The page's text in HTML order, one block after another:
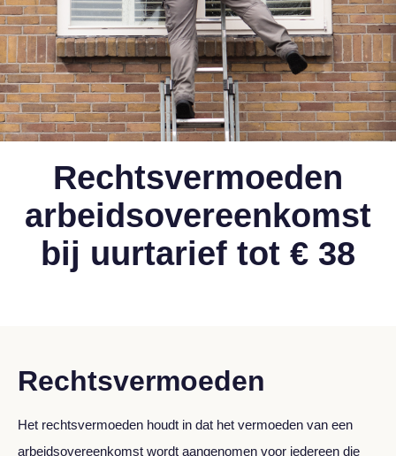
Rechtsvermoeden
arbeidsovereenkomst
bij uurtarief tot € 38
Rechtsvermoeden
Het rechtsvermoeden houdt in dat het vermoeden van een
arbeidsovereenkomst wordt aangenomen voor iedereen die